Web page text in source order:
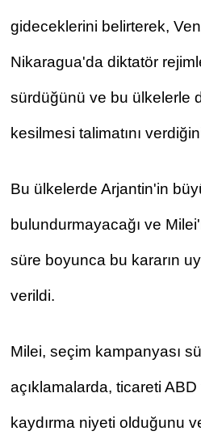
gideceklerini belirterek,
Nikaragua'da diktatör
sürdüğünü ve bu ülkelerle
kesilmesi talimatını
Bu ülkelerde Arjantin'in
bulundurmayacağı ve
süre boyunca bu kararın
verildi.
Milei, seçim kampanyası
açıklamalarda, ticareti
kaydırma niyeti olduğunu